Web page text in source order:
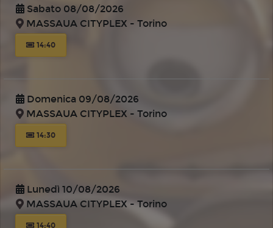
Sabato 08/08/2026
MASSAUA CITYPLEX - Torino
14:40
Domenica 09/08/2026
MASSAUA CITYPLEX - Torino
14:30
Lunedì 10/08/2026
MASSAUA CITYPLEX - Torino
14:40